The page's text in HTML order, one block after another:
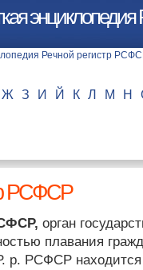
Ж З И Й К Л М Н
РСФСР
орган
плавания
р. РСФСР